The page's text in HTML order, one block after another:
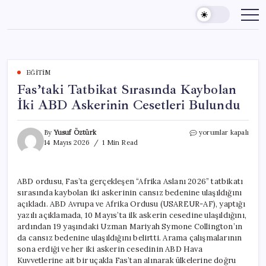
content
EĞITIM
Fas’taki Tatbikat Sırasında Kaybolan
İki ABD Askerinin Cesetleri Bulundu
ByYusuf Öztürk
14 Mayıs 2026
1 Min Read
Fas’taki
ABD
Askerinin
Cesetleri
Bulundu
için
yorumlar kapalı
ABD ordusu, Fas’ta gerçekleşen “Afrika Aslanı 2026” tatbikatı
sırasında kaybolan iki askerinin cansız bedenine ulaşıldığını
açıkladı. ABD Avrupa ve Afrika Ordusu (USAREUR-AF), yaptığı
yazılı açıklamada, 10 Mayıs’ta ilk askerin cesedine ulaşıldığını,
ardından 19 yaşındaki Uzman Mariyah Symone Collington’ın
da cansız bedenine ulaşıldığını belirtti. Arama çalışmalarının
sona erdiği ve her iki askerin cesedinin ABD Hava
Kuvvetlerine ait bir uçakla Fas’tan alınarak ülkelerine doğru